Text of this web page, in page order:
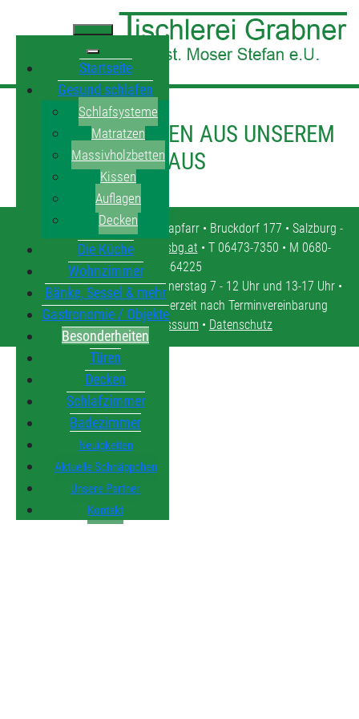
Startseite
Gesund schlafen
Schlafsysteme
Matratzen
Massivholzbetten
Kissen
Auflagen
Decken
Die Küche
Wohnzimmer
Bänke, Sessel & mehr
Gastronomie / Objekte
Besonderheiten
Türen
Decken
Schlafzimmer
Badezimmer
Neuigkeiten
Aktuelle Schnäppchen
Unsere Partner
Kontakt
BESONDERHEITEN AUS UNSEREM
HAUS
Tischlerei Grabner • 5571 Mariapfarr • Bruckdorf 177 • Salzburg -
Lungau •
tischlerei.moser@sbg.at • T 06473-7350 • M 0680-
4464225
Öffnungszeiten: Montag - Donnerstag 7 - 12 Uhr und 13-17 Uhr •
Freitag 7 - 12 Uhr • oder jederzeit nach Terminvereinbarung
Kontakt•Impresssum • Datenschutz